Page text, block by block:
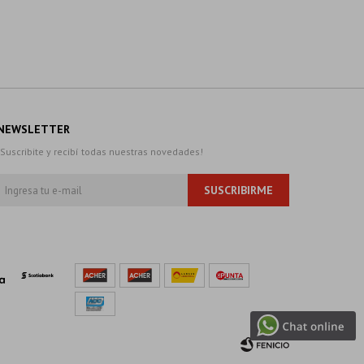
y recibí todas nuestras novedades!
SUSCRIBIRME